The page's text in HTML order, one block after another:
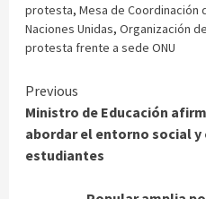
protesta, Mesa de Coordinación
Naciones Unidas, Organización
protesta frente a sede ONU
Continue
Reading
Previous
Ministro de Educación
abordar el entorno social
estudiantes